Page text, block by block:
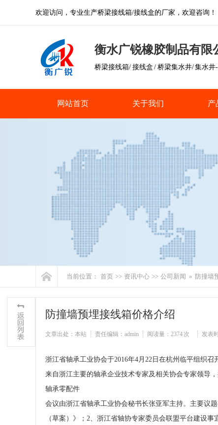
欢迎访问，专业生产桥梁接线箱/接线盒的厂家，欢迎咨询！
衡水广锐橡胶制品有限
桥梁接线箱/ 接线盒 / 桥梁集水井/ 集水井
网站首页 关于我们 产
当前位置： 首页 >> 资讯中心 >> 公司新闻 » 防撞墙
防撞墙预埋接线箱价格介绍
文章出处：本站 责任编辑：admin 阅读量： 2374 次 发表
浙江省轴承工业协会于2016年4月22日在杭州临平组织
来自浙江主要的轴承企业技术专家及相关协会专家领导
轴承零配件
会议由浙江省轴承工业协会秘书长张亚军主持。主要议
（草案）》；2、浙江省轴协专家委员会联盟平台建设事